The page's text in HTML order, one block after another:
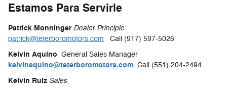
Estamos Para Servirle
Patrick Monninger Dealer Principle
patrick@teterboromotors.com Call (917) 597-5026
Kelvin Aquino General Sales Manager
kelvinaquino@teterboromotors.com Call (551) 204-2494
Kelvin Ruiz Sales